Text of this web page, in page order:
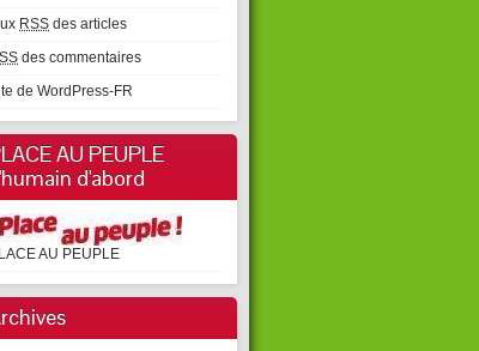
RSS des articles
des commentaires
de WordPress-FR
AU PEUPLE
d'abord
AU PEUPLE